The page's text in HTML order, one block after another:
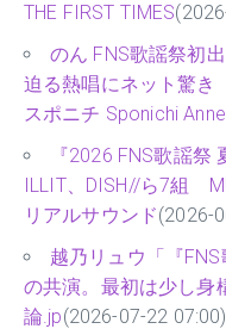
THE FIRST TIMES
のん FNS歌謡祭初
迫る熱唱にネット驚き
スポニチ Sponichi
『2026 FNS歌謡祭
ILLIT、DISH//ら7組
リアルサウンド(2026-
越乃リュウ「『
の共演。最初は少し身
論.jp(2026-07-22 07:00)